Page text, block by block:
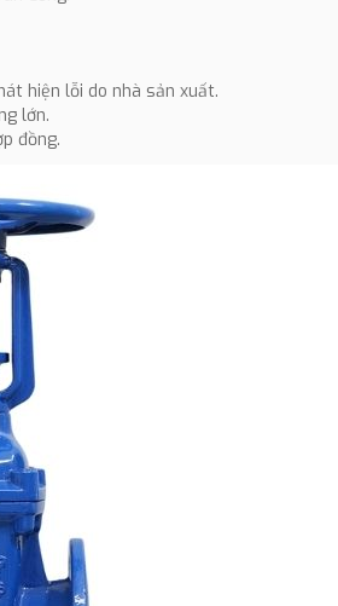
hiện lỗi do nhà sản xuất.
lớn.
đồng.